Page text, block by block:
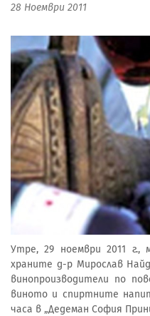
28 Ноември 2011
Утре, 29 ноември 2011 г.,
храните д-р Мирослав
винопроизводители по
виното и спиртните
часа в „Дедеман София